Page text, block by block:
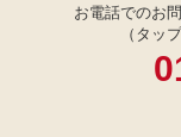
お電話でのお
（タッ